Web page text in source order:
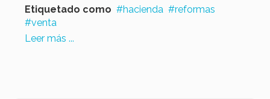
Etiquetado como
hacienda
reformas
venta
Leer más ...